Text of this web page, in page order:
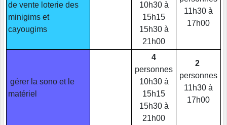
de vente loterie des
minigims et
cayougims
10h30 à
15h15
15h30 à
21h00
11h30 à
17h00
gérer la sono et le
matériel
4
personnes
10h30 à
15h15
15h30 à
21h00
2
personnes
11h30 à
17h00